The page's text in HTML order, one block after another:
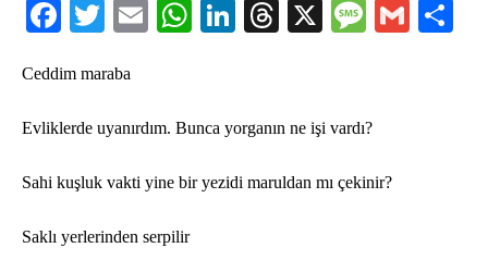
FacebookTwitterEmail WhatsAppLinkedInThreads
X Message
Gmail
Ceddim maraba
Evliklerde uyanırdım. Bunca yorganın ne işi vardı?
Sahi kuşluk vakti yine bir yezidi maruldan mı çekinir?
Saklı yerlerinden serpilir